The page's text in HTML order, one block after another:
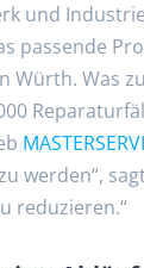
und
passende
Würth. Was
werden“,
reduzieren.“